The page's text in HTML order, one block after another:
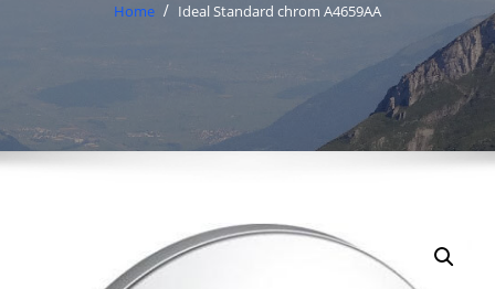
Home Ideal Standard chrom A4659AA